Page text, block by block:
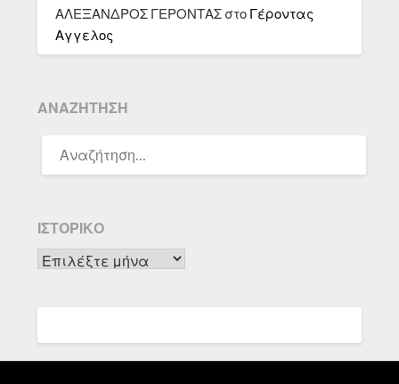
ΑΛΕΞΑΝΔΡΟΣ ΓΕΡΟΝΤΑΣ στο Γέροντας
Αγγελος
ΑΝΑΖΉΤΗΣΗ
ΓΙΑ:
ΙΣΤΟΡΙΚΌ
Ιστορικό